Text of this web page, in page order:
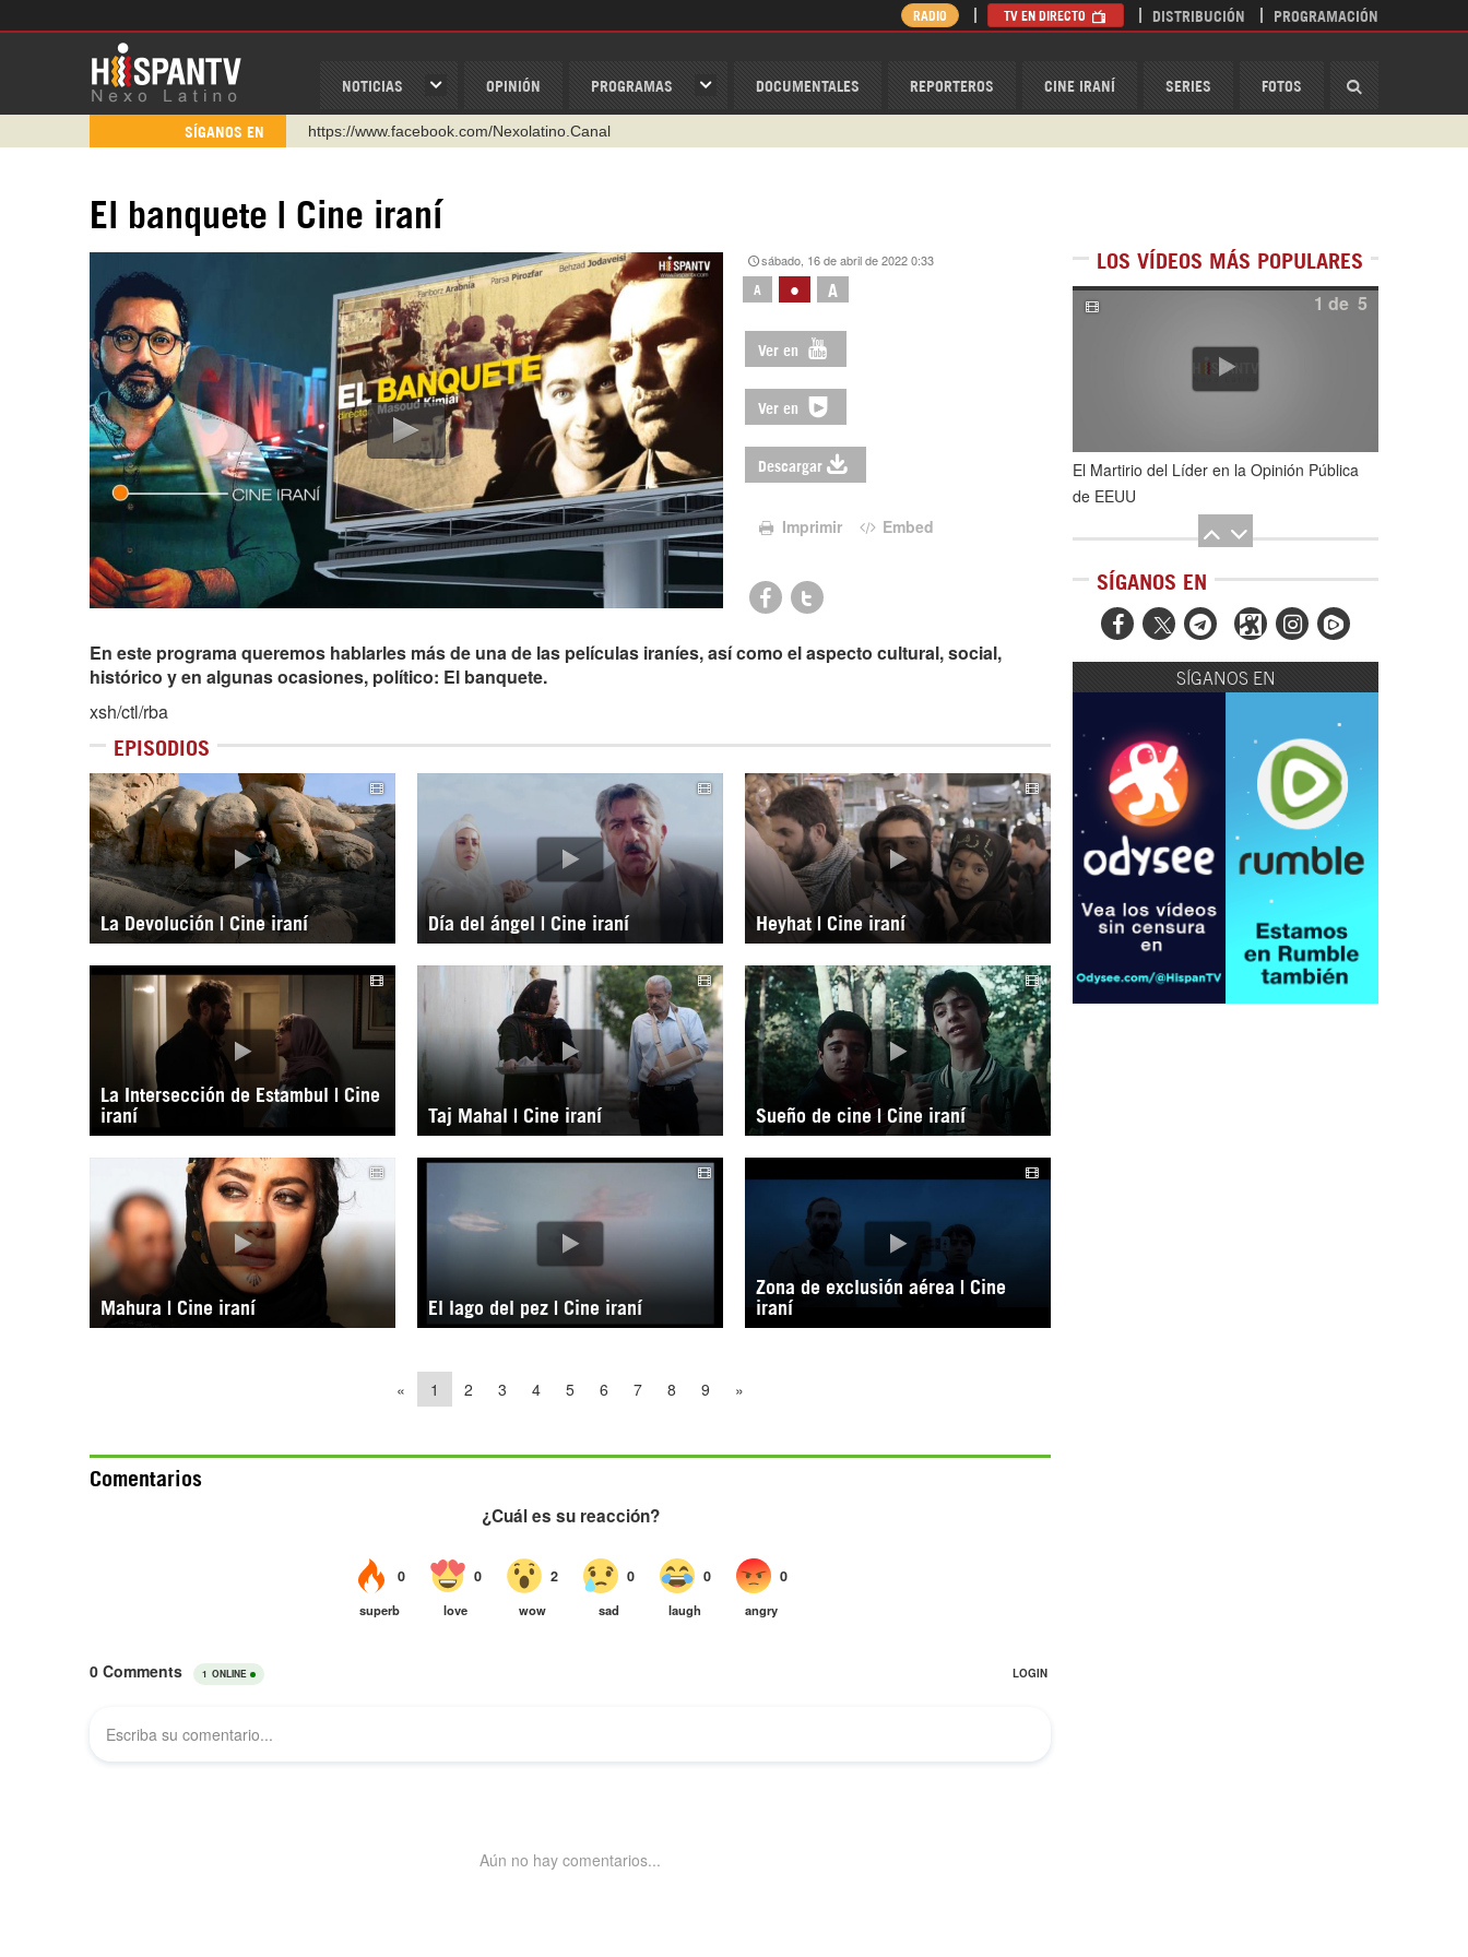
NOTICIAS OPINIÓN PROGRAMAS DOCUMENTALES REPORTEROS CINE IRANÍ SERIES FOTOS
RADIO TV EN DIRECTO DISTRIBUCIÓN PROGRAMACIÓN
SÍGANOS EN
https://www.facebook.com/Nexolatino.Canal
http://twitter.com/nexo_latino
https://t.me/hispantvcanal
https://urmedium.com/c/hispantv
WhatsApp y Viber: +98 921 79 29 404
Instagram como: hispan_tv
El banquete | Cine iraní
sábado, 16 de abril de 2022 0:33
A • A
Ver en
Ver en
Descargar
Imprimir Embed
En este programa queremos hablarles más de una de las películas iraníes, así como el aspecto cultural, social,
histórico y en algunas ocasiones, político: El banquete.
xsh/ctl/rba
EPISODIOS
La Devolución | Cine iraní Día del ángel | Cine iraní Heyhat | Cine iraní
La Intersección de Estambul | Cine
iraní
Taj Mahal | Cine iraní Sueño de cine | Cine iraní
Mahura | Cine iraní El lago del pez | Cine iraní
Zona de exclusión aérea | Cine
iraní
« 1 2 3 4 5 6 7 8 9 »
Comentarios
LOS VÍDEOS MÁS POPULARES
1 de 5
El Martirio del Líder en la Opinión Pública
de EEUU
El Hombre eterno | Parte 2
CGRI de Irán asesta duros golpes a EEUU
con ataque simultáneo en Asia Occidental |
Detrás de la Razón
SÍGANOS EN
  
SÍGANOS EN